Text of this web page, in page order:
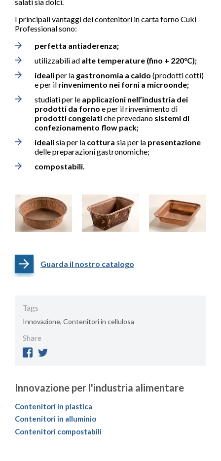
I principali vantaggi dei contenitori in carta forno Cuki
Professional sono:
perfetta antiaderenza;
utilizzabili ad alte temperature (fino + 220°C);
idealiper la gastronomia a caldo (prodotti cotti)
e per il rinvenimento nei forni a microonde;
studiati per le applicazioni nell’industria dei
prodotti da forno e per il rinvenimento di
prodotti congelatiche prevedano sistemi di
confezionamento flow pack;
idealisia per la cottura sia per la presentazione
delle preparazioni gastronomiche;
compostabili.
Guarda il nostro catalogo
Tags
Innovazione, Contenitori in cellulosa
Share
Innovazione per l'industria alimentare
Contenitori in plastica
Contenitori in alluminio
Contenitori compostabili